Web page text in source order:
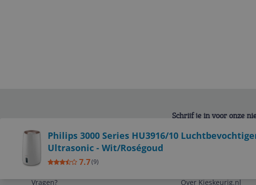
Philips 3000 Series HU3916/10
Ultrasonic - Wit/Roségoud
7.7(9)
Schrijf je in voor onze
Service
Vragen?
Over Kieskeurig.nl